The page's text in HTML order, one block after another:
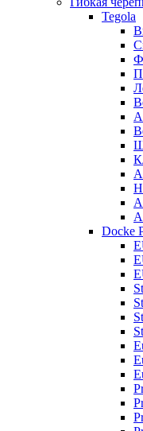
Tegola
Docke